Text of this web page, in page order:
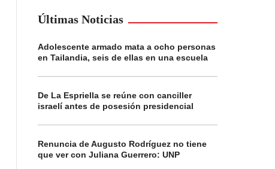
Últimas Noticias
Adolescente armado mata a ocho personas
en Tailandia, seis de ellas en una escuela
De La Espriella se reúne con canciller
israelí antes de posesión presidencial
Renuncia de Augusto Rodríguez no tiene
que ver con Juliana Guerrero: UNP